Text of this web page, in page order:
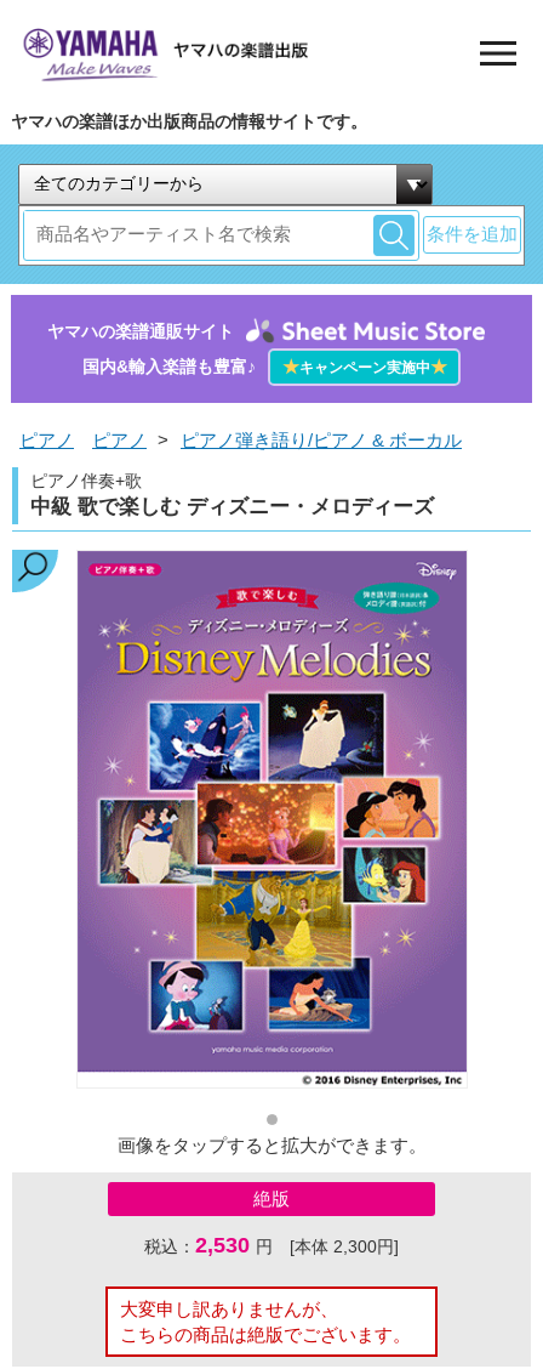
ヤマハの楽譜ほか出版商品の情報サイトです。
条件を追加
ヤマハの楽譜通販サイト
国内&輸入楽譜も豊富♪
★キャンペーン実施中★
ピアノ ピアノ > ピアノ弾き語り/ピアノ & ボーカル
ピアノ伴奏+歌
中級 歌で楽しむ ディズニー・メロディーズ
画像をタップすると拡大ができます。
絶版
税込： 2,530 円 [本体 2,300円]
大変申し訳ありませんが、
こちらの商品は絶版でございます。